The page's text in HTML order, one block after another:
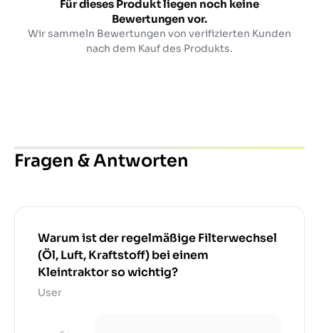
Für dieses Produkt liegen noch keine
Bewertungen vor.
Wir sammeln Bewertungen von verifizierten Kunden
nach dem Kauf des Produkts.
Fragen & Antworten
Warum ist der regelmäßige Filterwechsel
(Öl, Luft, Kraftstoff) bei einem
Kleintraktor so wichtig?
User